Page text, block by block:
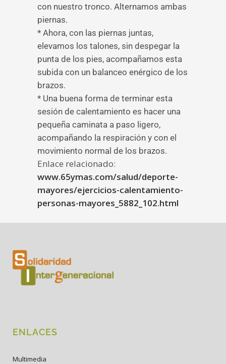
con nuestro tronco. Alternamos ambas
piernas.
* Ahora, con las piernas juntas,
elevamos los talones, sin despegar la
punta de los pies, acompañamos esta
subida con un balanceo enérgico de los
brazos.
* Una buena forma de terminar esta
sesión de calentamiento es hacer una
pequeña caminata a paso ligero,
acompañando la respiración y con el
movimiento normal de los brazos.
Enlace relacionado:
www.65ymas.com/salud/deporte-
mayores/ejercicios-calentamiento-
personas-mayores_5882_102.html
ENLACES
Multimedia